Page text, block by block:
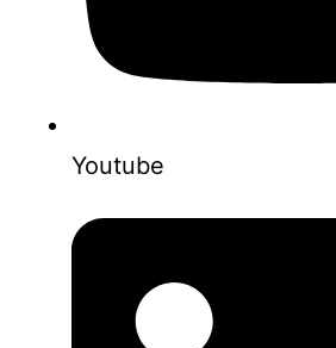
Youtube